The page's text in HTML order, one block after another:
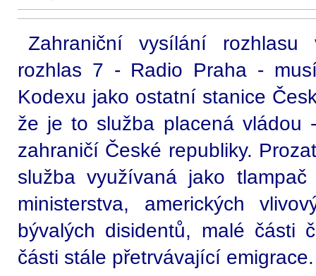
Zahraniční vysílání
rozhlas 7 - Radio Praha -
Kodexu jako ostatní stanice
že je to služba placená vládou
zahraničí České republiky.
služba využívaná jako
ministerstva, amerických
bývalých disidentů, malé části
části stále přetrvávající emigrace.